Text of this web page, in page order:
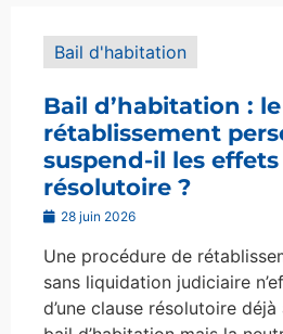
Bail d'habitation
Bail d’habitation : le
rétablissement
suspend-il les
résolutoire ?
28 juin 2026
Une procédure de
sans liquidation judiciaire
d’une clause résolutoire